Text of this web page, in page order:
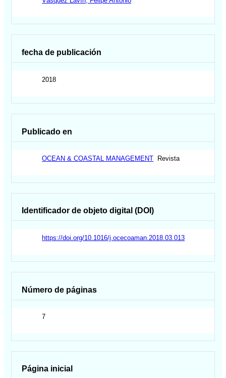
fecha de publicación
2018
Publicado en
OCEAN & COASTAL MANAGEMENT Revista
Identificador de objeto digital (DOI)
https://doi.org/10.1016/j.ocecoaman.2018.03.013
Número de páginas
7
Página inicial